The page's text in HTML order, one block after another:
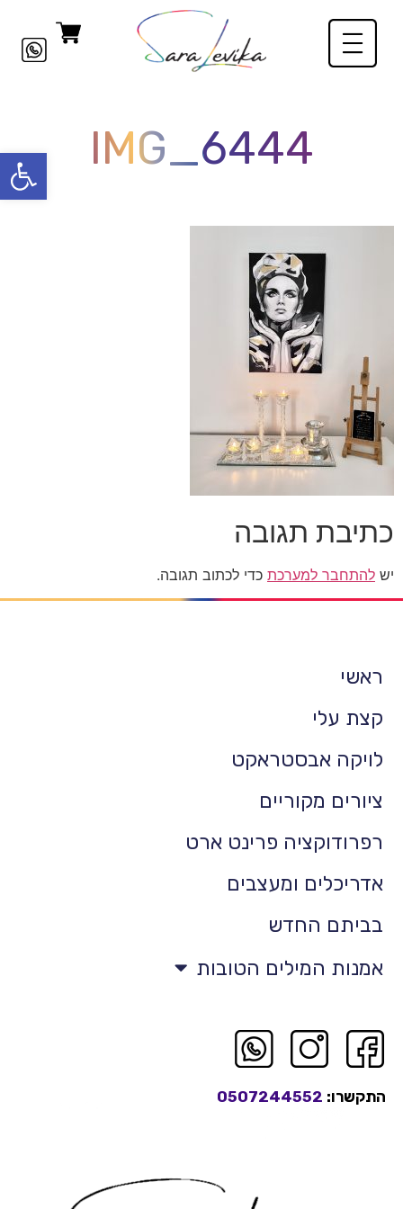
פתח IMG_6444
כתיבת תגובה
יש להתחבר למערכת כדי לכתוב תגובה.
ראשי
קצת עלי
לויקה אבסטראקט
ציורים מקוריים
רפרודוקציה פרינט ארט
אדריכלים ומעצבים
בביתם החדש
אמנות המילים הטובות
התקשרו: 0507244552